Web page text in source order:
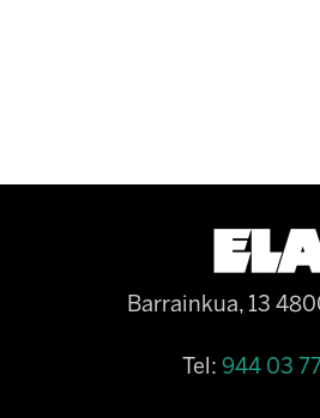
Barrainkua, 13
Tel: 944 03